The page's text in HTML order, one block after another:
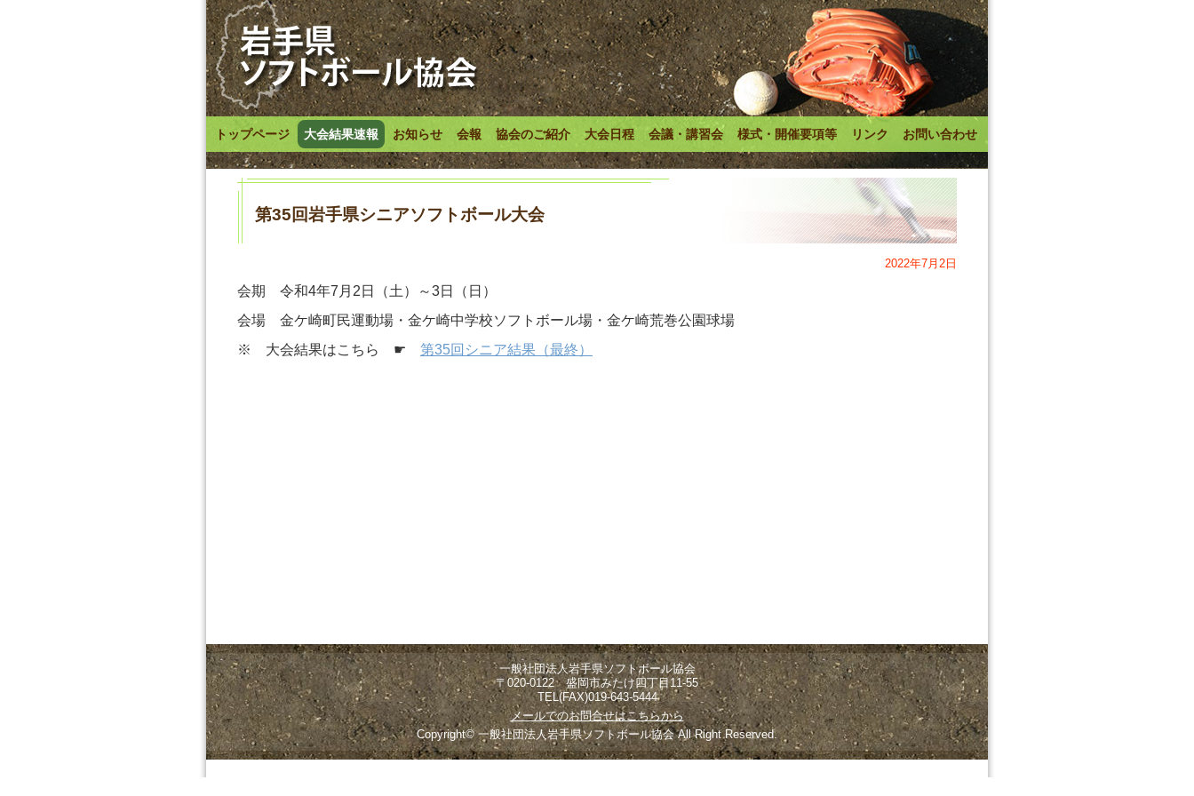
トップページ 大会結果速報 お知らせ 会報 協会のご紹介 大会日程 会議・講習会 様式・開催要項等 リンク お問い合わせ
第35回岩手県シニアソフトボール大会
2022年7月2日
会期 令和4年7月2日（土）～3日（日）
会場 金ケ崎町民運動場・金ケ崎中学校ソフトボール場・金ケ崎荒巻公園球場
※ 大会結果はこちら ☛ 第35回シニア結果（最終）
一般社団法人岩手県ソフトボール協会
〒020-0122 盛岡市みたけ四丁目11-55
TEL(FAX)019-643-5444
メールでのお問合せはこちらから
Copyright© 一般社団法人岩手県ソフトボール協会 All Right Reserved.